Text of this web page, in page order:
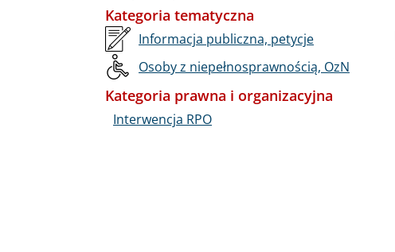
Kategoria tematyczna
Informacja publiczna, petycje
Osoby z niepełnosprawnością, OzN
Kategoria prawna i organizacyjna
Interwencja RPO